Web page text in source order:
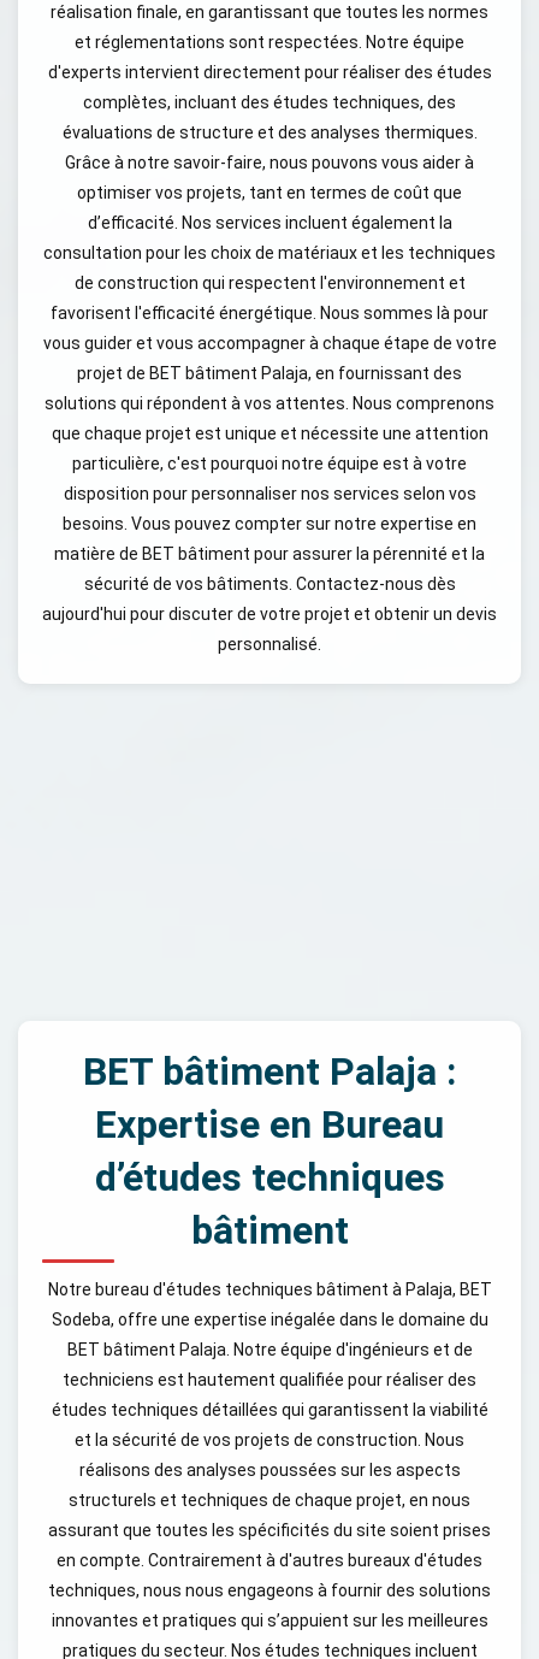
réalisation finale, en garantissant que toutes les normes
et réglementations sont respectées. Notre équipe
d'experts intervient directement pour réaliser des études
complètes, incluant des études techniques, des
évaluations de structure et des analyses thermiques.
Grâce à notre savoir-faire, nous pouvons vous aider à
optimiser vos projets, tant en termes de coût que
d’efficacité. Nos services incluent également la
consultation pour les choix de matériaux et les techniques
de construction qui respectent l'environnement et
favorisent l'efficacité énergétique. Nous sommes là pour
vous guider et vous accompagner à chaque étape de votre
projet de BET bâtiment Palaja, en fournissant des
solutions qui répondent à vos attentes. Nous comprenons
que chaque projet est unique et nécessite une attention
particulière, c'est pourquoi notre équipe est à votre
disposition pour personnaliser nos services selon vos
besoins. Vous pouvez compter sur notre expertise en
matière de BET bâtiment pour assurer la pérennité et la
sécurité de vos bâtiments. Contactez-nous dès
aujourd'hui pour discuter de votre projet et obtenir un devis
personnalisé.
BET bâtiment Palaja :
Expertise en Bureau
d’études techniques
bâtiment
Notre bureau d'études techniques bâtiment à Palaja, BET
Sodeba, offre une expertise inégalée dans le domaine du
BET bâtiment Palaja. Notre équipe d'ingénieurs et de
techniciens est hautement qualifiée pour réaliser des
études techniques détaillées qui garantissent la viabilité
et la sécurité de vos projets de construction. Nous
réalisons des analyses poussées sur les aspects
structurels et techniques de chaque projet, en nous
assurant que toutes les spécificités du site soient prises
en compte. Contrairement à d'autres bureaux d'études
techniques, nous nous engageons à fournir des solutions
innovantes et pratiques qui s’appuient sur les meilleures
pratiques du secteur. Nos études techniques incluent